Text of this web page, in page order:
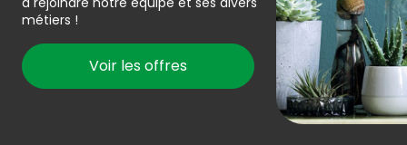
métiers !
Voir les offres